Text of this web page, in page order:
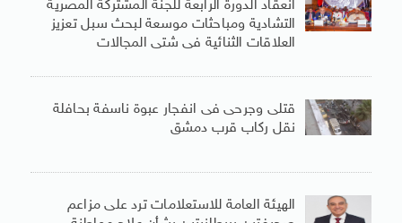
انعقاد الدورة الرابعة للجنة المشتركة المصرية
التشادية ومباحثات موسعة لبحث سبل تعزيز
العلاقات الثنائية فى شتى المجالات
قتلى وجرحى فى انفجار عبوة ناسفة بحافلة
نقل ركاب قرب دمشق
الهيئة العامة للاستعلامات ترد على مزاعم